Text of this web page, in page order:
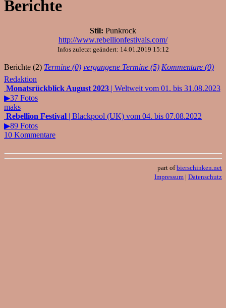
Berichte
Stil: Punkrock
http://www.rebellionfestivals.com/
Infos zuletzt geändert: 14.01.2019 15:12
Berichte (2) Termine (0) vergangene Termine (5) Kommentare (0)
Redaktion
Monatsrückblick August 2023 | Weltweit vom 01. bis 31.08.2023
▶37 Fotos
maks
Rebellion Festival | Blackpool (UK) vom 04. bis 07.08.2022
▶89 Fotos
10 Kommentare
part ofbierschinken.net
Impressum | Datenschutz